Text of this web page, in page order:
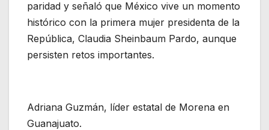
paridad y señaló que México vive un momento
histórico con la primera mujer presidenta de la
República, Claudia Sheinbaum Pardo, aunque
persisten retos importantes.
Adriana Guzmán, líder estatal de Morena en
Guanajuato.